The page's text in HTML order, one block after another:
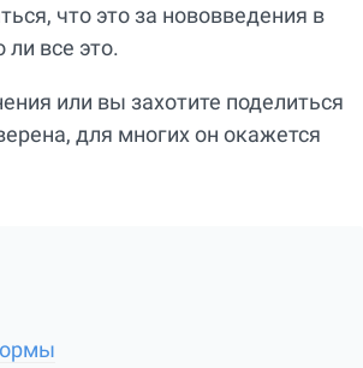
что это за нововведения в
все это.
или вы захотите поделиться
для многих он окажется